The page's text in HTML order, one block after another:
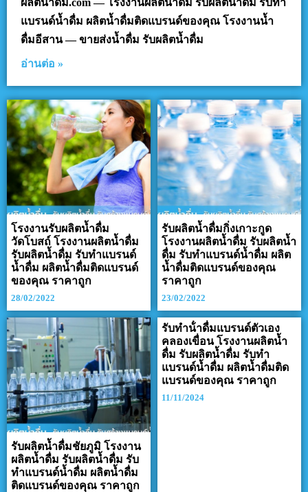
แบรนด์น้ำดื่ม ผลิตน้ำดื่มติดแบรนด์ของคุณ โรงงานน้ำ
ดื่มอีสาน — ขายส่งน้ำดื่ม รับผลิตน้ำดื่ม
อ่านต่อ »
โรงงานรับผลิตน้ำดื่ม
วัดโบสถ์ โรงงานผลิตน้ำดื่ม
รับผลิตน้ำดื่ม รับทำแบรนด์
น้ำดื่ม ผลิตน้ำดื่มติดแบรนด์
ของคุณ ราคาถูก
28/02/2022
รับผลิตน้ำดื่มกิ่งเกาะกูด
โรงงานผลิตน้ำดื่ม รับผลิตน้ำ
ดื่ม รับทำแบรนด์น้ำดื่ม ผลิต
น้ำดื่มติดแบรนด์ของคุณ
ราคาถูก
23/02/2022
รับผลิตน้ำดื่มชัยภูมิ โรงงาน
ผลิตน้ำดื่ม รับผลิตน้ำดื่ม รับ
ทำแบรนด์น้ำดื่ม ผลิตน้ำดื่ม
ติดแบรนด์ของคุณ ราคาถูก
รับทําน้ําดื่มแบรนด์ตัวเอง
คลองเขื่อน โรงงานผลิตน้ำ
ดื่ม รับผลิตน้ำดื่ม รับทำ
แบรนด์น้ำดื่ม ผลิตน้ำดื่มติด
แบรนด์ของคุณ ราคาถูก
11/11/2024